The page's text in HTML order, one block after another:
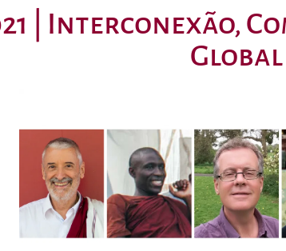
| Interconexão,
Global